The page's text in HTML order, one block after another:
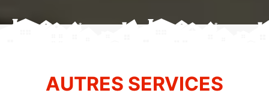
AUTRES SERVICES